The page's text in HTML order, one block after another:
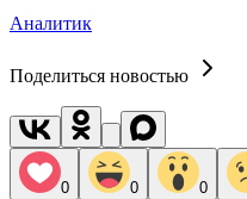
Аналитик
Поделиться новостью
0 0 0